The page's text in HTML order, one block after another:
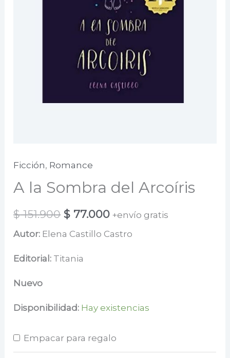
Ficción, Romance
A la Sombra del Arcoíris
$151.900 El
precio
original
$ 77.000El
precio
+envío gratis
Autor: Elena Castillo Castro
Editorial: Titania
Nuevo
Disponibilidad: Hay existencias
Empacar para regalo